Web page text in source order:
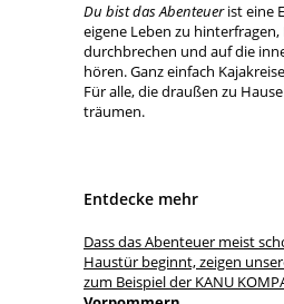
Du bist das Abenteuerist eine
eigene Leben zu
durchbrechen und auf die
hören. Ganz einfach
Für alle, die draußen zu
träumen.
Entdecke mehr
Dass das Abenteuer meist
Haustür beginnt, zeigen
zum Beispiel der KANU